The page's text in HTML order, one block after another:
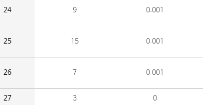
24 9 0.001
25 15 0.001
26 7 0.001
27 3 0